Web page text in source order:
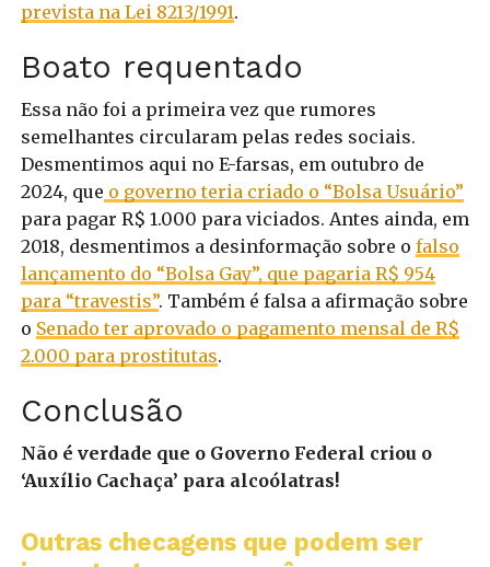
prevista na Lei 8213/1991.
Boato requentado
Essa não foi a primeira vez que rumores
semelhantes circularam pelas redes sociais.
Desmentimos aqui no E-farsas, em outubro de
2024, que o governo teria criado o “Bolsa Usuário”
para pagar R$ 1.000 para viciados. Antes ainda, em
2018, desmentimos a desinformação sobre o falso
lançamento do “Bolsa Gay”, que pagaria R$ 954
para “travestis”. Também é falsa a afirmação sobre
o Senado ter aprovado o pagamento mensal de R$
2.000 para prostitutas.
Conclusão
Não é verdade que o Governo Federal criou o
‘Auxílio Cachaça’ para alcoólatras!
Outras checagens que podem ser